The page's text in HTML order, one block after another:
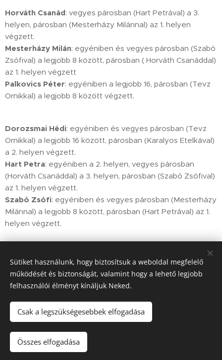
Horváth Csanád: vegyes párosban (Hart Petrával) a 3.
helyen, párosban (Mesterházy Milánnal) az 1. helyen
végzett.
Mesterházy Milán: egyéniben és vegyes párosban (Szabó
Zsófival) a legjobb 8 között, párosban ( Horváth Csanáddal)
az 1. helyen végzett
Palkovics Péter: egyéniben a legjobb 16, párosban (Tevz
Ornikkal) a legjobb 8 között végzett.
Dorozsmai Hédi: egyéniben és vegyes párosban (Tevz
Ornikkal) a legjobb 16 között, párosban (Karalyos Etelkával)
a 2. helyen végzett.
Hart Petra: egyéniben a 2. helyen, vegyes párosban
(Horváth Csanáddal) a 3. helyen, párosban (Szabó Zsófival)
az 1. helyen végzett.
Szabó Zsófi: egyéniben és vegyes párosban (Mesterházy
Milánnal) a legjobb 8 között, párosban (Hart Petrával) az 1.
helyen végzett.
Gratulálunk mindenkinek!:)
Sütiket használunk, hogy biztosítsuk a weboldal megfelelő
működését és biztonságát, valamint hogy a lehető legjobb
felhasználói élményt kínáljuk Neked.
Csak a legszükségesebbek elfogadása
Összes elfogadása